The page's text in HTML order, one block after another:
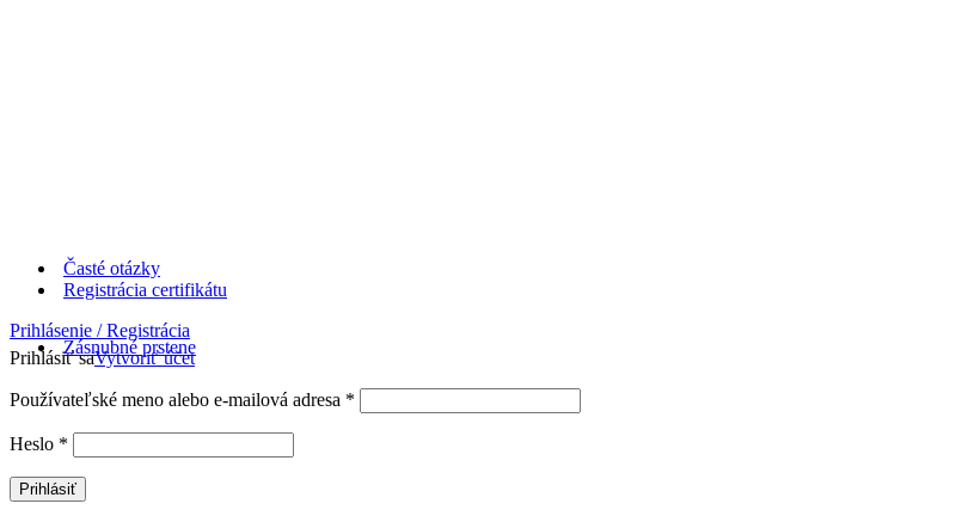
Časté otázky
Registrácia certifikátu
Prihlásenie / Registrácia
Prihlásiť saVytvoriť účet
Používateľské meno alebo e-mailová adresa *
Heslo *
Prihlásiť
Zásnubné prstene